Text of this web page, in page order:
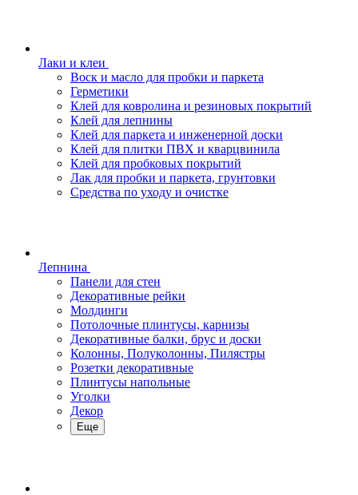
Лаки и клеи
Воск и масло для пробки и паркета
Герметики
Клей для ковролина и резиновых покрытий
Клей для лепнины
Клей для паркета и инженерной доски
Клей для плитки ПВХ и кварцвинила
Клей для пробковых покрытий
Лак для пробки и паркета, грунтовки
Средства по уходу и очистке
Лепнина
Панели для стен
Декоративные рейки
Молдинги
Потолочные плинтусы, карнизы
Декоративные балки, брус и доски
Колонны, Полуколонны, Пилястры
Розетки декоративные
Плинтусы напольные
Уголки
Декор
Еще